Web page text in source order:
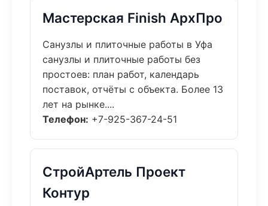
Мастерская Finish АрхПро
Санузлы и плиточные работы в Уфа
санузлы и плиточные работы без
простоев: план работ, календарь
поставок, отчёты с объекта. Более 13
лет на рынке....
Телефон: +7-925-367-24-51
СтройАртель Проект
Контур